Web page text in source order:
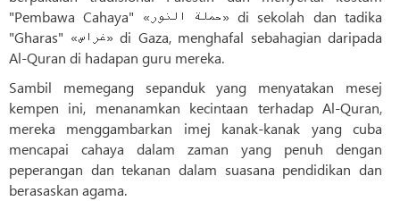
"Pembawa Cahaya" «حملة النور» di sekolah dan tadika
"Gharas" «غراس» di Gaza, menghafal sebahagian daripada
Al-Quran di hadapan guru mereka.
Sambil memegang sepanduk yang menyatakan mesej
kempen ini, menanamkan kecintaan terhadap Al-Quran,
mereka menggambarkan imej kanak-kanak yang cuba
mencapai cahaya dalam zaman yang penuh dengan
peperangan dan tekanan dalam suasana pendidikan dan
berasaskan agama.